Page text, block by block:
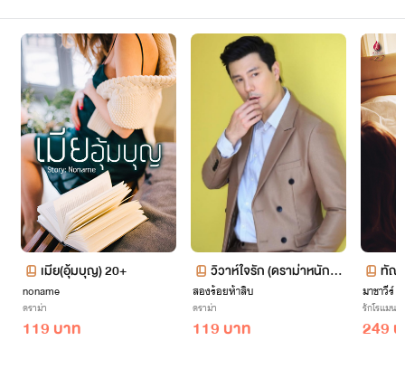
ถ้ามีอะไรแนะนำติชมได้เลย
ค่ะWriterยินดีรับฟังค่ะ
เมีย(อุ้มบุญ) 20+
noname
ดราม่า
119 บาท
วิวาห์ใจรัก (ดราม่าหนักพร
ะเอกเลว)(จบ)
สองร้อยห้าสิบ
ดราม่า
119 บาท
ทัณ
มาชาวีร์
รักโรแมนติ
249